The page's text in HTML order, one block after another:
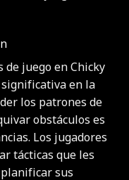
de juego en Chicky
en la
los patrones de
obstáculos es
Los jugadores
tácticas que les
sus